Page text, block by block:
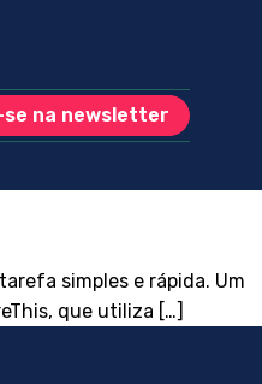
na newsletter
simples e rápida. Um
que utiliza […]